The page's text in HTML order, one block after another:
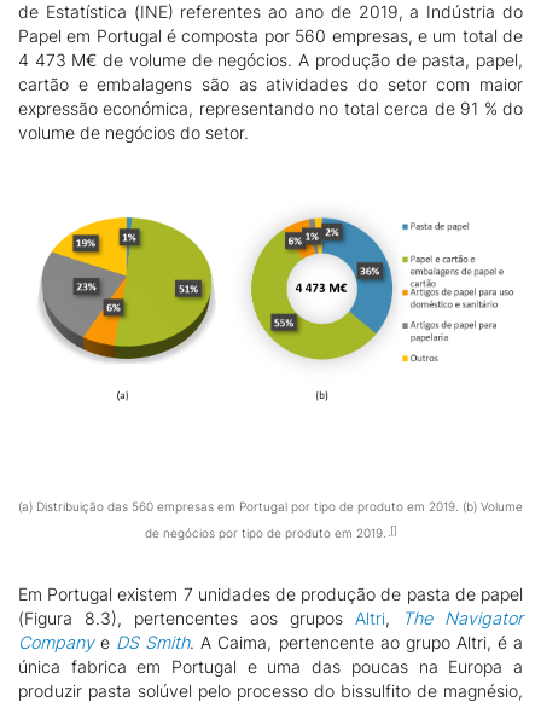
de Estatística (INE) referentes ao ano de 2019, a Indústria do
Papel em Portugal é composta por 560 empresas, e um total de
4 473 M€ de volume de negócios. A produção de pasta, papel,
cartão e embalagens são as atividades do setor com maior
expressão económica, representando no total cerca de 91 % do
volume de negócios do setor.
(a) Distribuição das 560 empresas em Portugal por tipo de produto em 2019. (b) Volume
de negócios por tipo de produto em 2019.
Em Portugal existem 7 unidades de produção de pasta de papel
(Figura 8.3), pertencentes aos grupos Altri,
The Navigator
Companye DS Smith. A Caima, pertencente ao grupo Altri, é a
única fabrica em Portugal e uma das poucas na Europa a
produzir pasta solúvel pelo processo do bissulfito de magnésio,